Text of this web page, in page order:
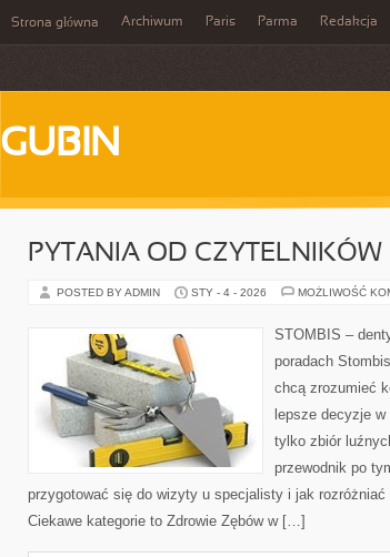
Strona główna Archiwum Paris Parma Redakcja
GUBIN
PYTANIA OD CZYTELNIKÓW
POSTED BY ADMIN STY - 4 - 2026 MOŻLIWOŚĆ
STOMBIS –
poradach
chcą zrozumieć
lepsze decyzje
tylko zbiór
przewodnik po
przygotować się do wizyty u specjalisty i jak rozróżniać
Ciekawe kategorie to Zdrowie Zębów w […]